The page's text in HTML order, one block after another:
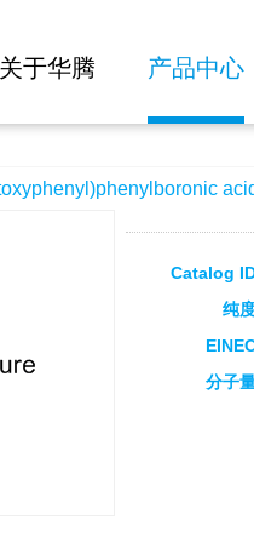
关于华腾 产品中心
acid
Catalog
纯
分子